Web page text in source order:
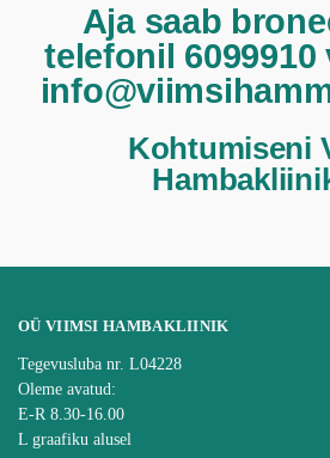
Aja saab
telefonil 6099910
Kohtumiseni
OÜ VIIMSI HAMBAKLIINIK
Tegevusluba nr. L04228
Oleme avatud:
E-R 8.30-16.00
L graafiku alusel